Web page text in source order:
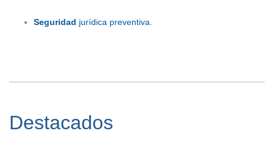
Seguridad jurídica preventiva.
Destacados